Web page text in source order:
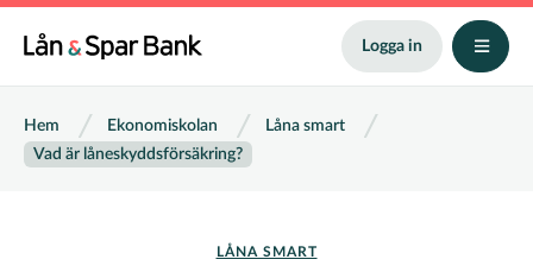
Hoppa
Logga in
Länkstig
Hem Ekonomiskolan
Låna smart
Vad är låneskyddsförsäkring?
LÅNA SMART